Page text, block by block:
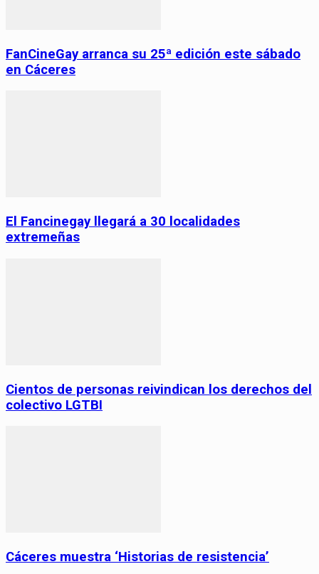
FanCineGay arranca su 25ª edición este sábado
en Cáceres
El Fancinegay llegará a 30 localidades
extremeñas
Cientos de personas reivindican los derechos del
colectivo LGTBI
Cáceres muestra ‘Historias de resistencia’